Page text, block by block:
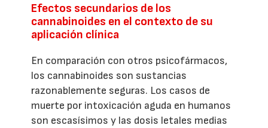
Efectos secundarios de los
cannabinoides en el contexto de su
aplicación clínica
En comparación con otros psicofármacos,
los cannabinoides son sustancias
razonablemente seguras. Los casos de
muerte por intoxicación aguda en humanos
son escasísimos y las dosis letales medias